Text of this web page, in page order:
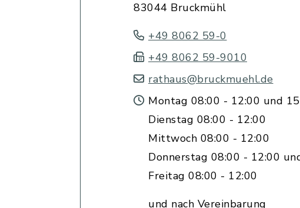
83044 Bruckmühl
+49 8062 59-0
+49 8062 59-9010
rathaus@bruckmuehl.de
Montag 08:00 - 12:00 und
Dienstag 08:00 - 12:00
Mittwoch 08:00 - 12:00
Donnerstag 08:00 - 12:00
Freitag 08:00 - 12:00
und nach Vereinbarung